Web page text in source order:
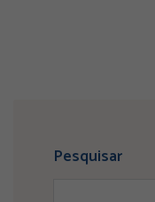
Pesquisar